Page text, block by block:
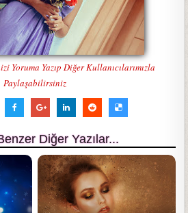
Yoruma Yazıp Diğer Kullanıcılarımızla
Paylaşabilirsiniz
Diğer Yazılar...